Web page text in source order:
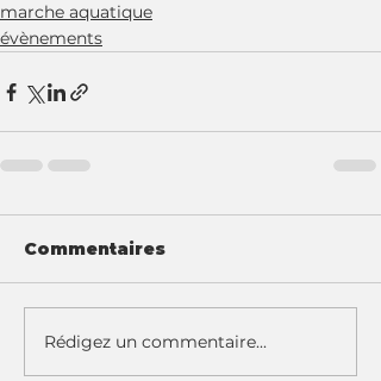
marche aquatique
évènements
Commentaires
Rédigez un commentaire...